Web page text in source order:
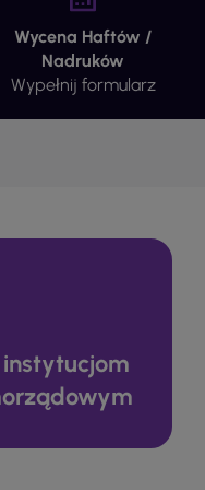
Wycena Haftów /
Nadruków
Wypełnij formularz